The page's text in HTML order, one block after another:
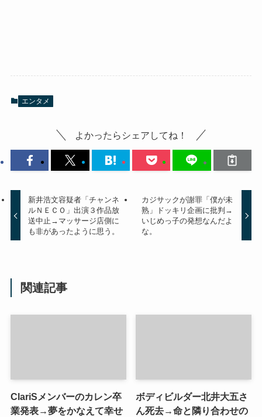
エンタメ
よかったらシェアしてね！
新井浩文容疑者「チャンネ
ルＮＥＣＯ」出演３作品放
送中止→マッサージ店側に
も非があったように思う。
カジサックが謝罪「僕が未
熟」ドッキリ企画に批判→
いじめっ子の発想なんだよ
な。
関連記事
ClariSメンバーのカレン卒
業発表→夢をかなえて幸せ
ボディビルダー北井大五さ
ん死去→命と隣り合わせの